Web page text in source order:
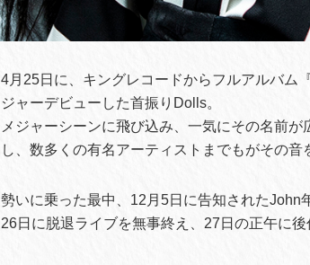
4月25日に、キングレコードからフルアルバム
ジャーデビューした首振りDolls。
メジャーシーンに飛び込み、一気にその名前
し、数多くの有名アーティストまでもがその
勢いに乗った最中、12月5日に告知された
26日に脱退ライブを無事終え、27日の正午に